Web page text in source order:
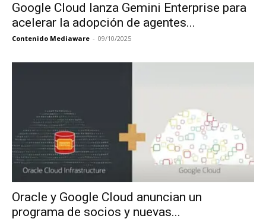
Google Cloud lanza Gemini Enterprise para
acelerar la adopción de agentes...
Contenido Mediaware - 09/10/2025
Oracle y Google Cloud anuncian un
programa de socios y nuevas...